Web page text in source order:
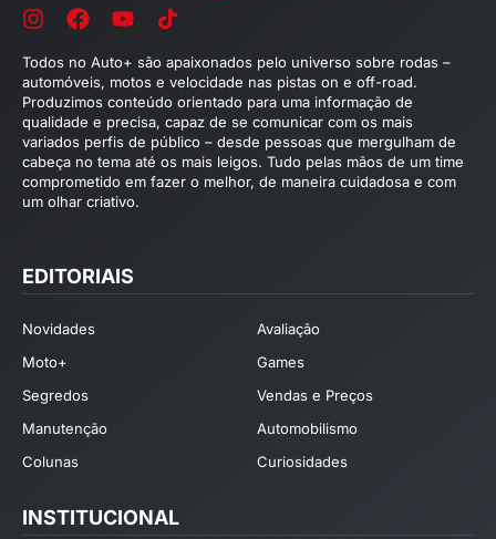
Todos no Auto+ são apaixonados pelo universo sobre rodas –
automóveis, motos e velocidade nas pistas on e off-road.
Produzimos conteúdo orientado para uma informação de
qualidade e precisa, capaz de se comunicar com os mais
variados perfis de público – desde pessoas que mergulham de
cabeça no tema até os mais leigos. Tudo pelas mãos de um time
comprometido em fazer o melhor, de maneira cuidadosa e com
um olhar criativo.
EDITORIAIS
Novidades
Avaliação
Moto+
Games
Segredos
Vendas e Preços
Manutenção
Automobilismo
Colunas
Curiosidades
INSTITUCIONAL